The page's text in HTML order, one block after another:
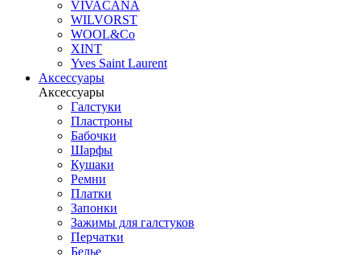
VIVACANA
WILVORST
WOOL&Co
XINT
Yves Saint Laurent
Аксессуары
Аксессуары
Галстуки
Пластроны
Бабочки
Шарфы
Кушаки
Ремни
Платки
Запонки
Зажимы для галстуков
Перчатки
Белье